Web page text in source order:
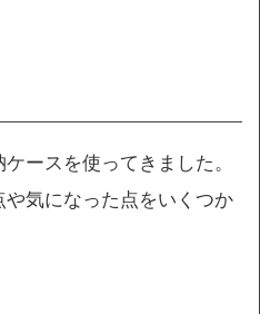
ースを使ってきました。
気になった点をいくつか